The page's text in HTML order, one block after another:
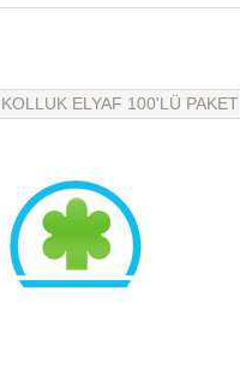
KOLLUK ELYAF 100'LÜ PAKET